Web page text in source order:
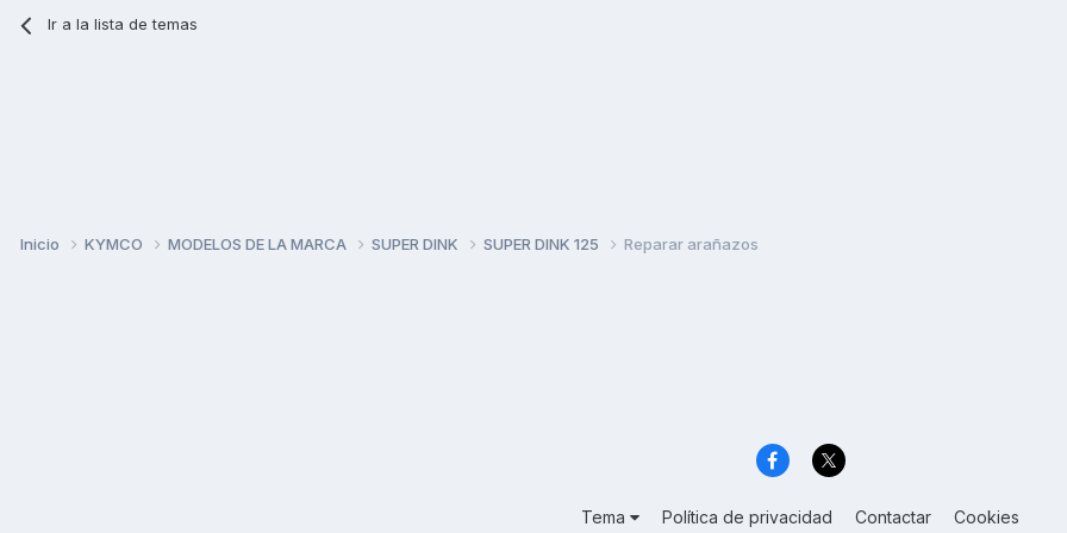
Ir a la lista de temas
Inicio KYMCO MODELOS DE LA MARCA SUPER DINK SUPER DINK 125 Reparar arañazos
Tema Política de privacidad Contactar Cookies